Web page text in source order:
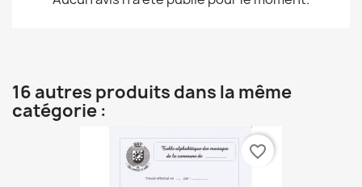
16 autres produits dans la même
catégorie :
favorite_border